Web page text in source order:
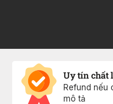
Uy tín chất
Refund nếu
mô tả